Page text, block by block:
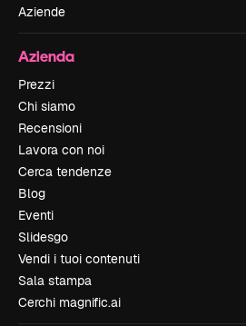
Aziende
Azienda
Prezzi
Chi siamo
Recensioni
Lavora con noi
Cerca tendenze
Blog
Eventi
Slidesgo
Vendi i tuoi contenuti
Sala stampa
Cerchi magnific.ai